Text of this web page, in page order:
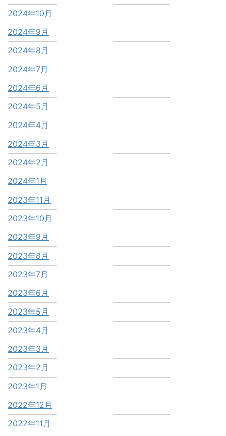
2024年10月
2024年9月
2024年8月
2024年7月
2024年6月
2024年5月
2024年4月
2024年3月
2024年2月
2024年1月
2023年11月
2023年10月
2023年9月
2023年8月
2023年7月
2023年6月
2023年5月
2023年4月
2023年3月
2023年2月
2023年1月
2022年12月
2022年11月